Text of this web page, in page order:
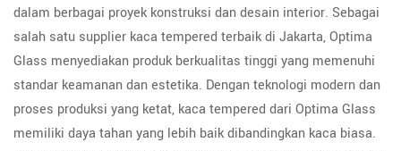
dalam berbagai proyek konstruksi dan desain interior. Sebagai
salah satu supplier kaca tempered terbaik di Jakarta, Optima
Glass menyediakan produk berkualitas tinggi yang memenuhi
standar keamanan dan estetika. Dengan teknologi modern dan
proses produksi yang ketat, kaca tempered dari Optima Glass
memiliki daya tahan yang lebih baik dibandingkan kaca biasa.